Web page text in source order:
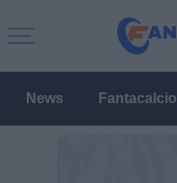
News Fantacalcio